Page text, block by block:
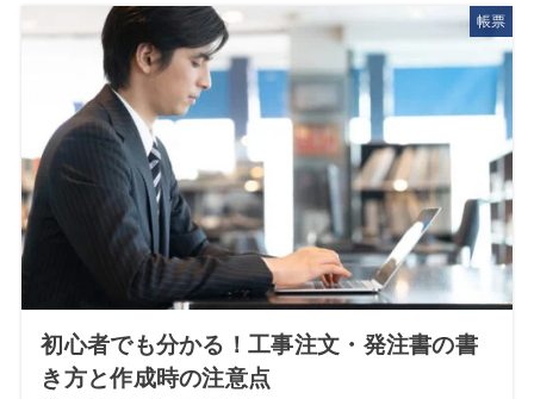
帳票
初心者でも分かる！工事注文・発注書の書
き方と作成時の注意点